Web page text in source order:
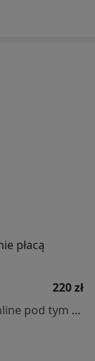
płacą
220 zł
Specjalista nie oferuje umawiania online pod tym adresem.